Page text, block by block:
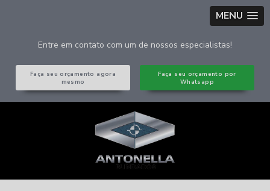
MENU
Entre em contato com um de nossos especialistas!
Faça seu orçamento agora
mesmo
Faça seu orçamento por
Whatsapp